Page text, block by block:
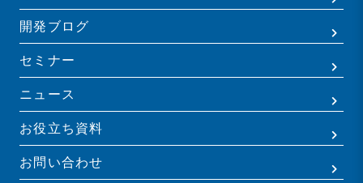
開発ブログ
セミナー
ニュース
お役立ち資料
お問い合わせ